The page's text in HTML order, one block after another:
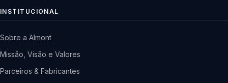
INSTITUCIONAL
Sobre a Almont
Missão, Visão e Valores
Parceiros & Fabricantes